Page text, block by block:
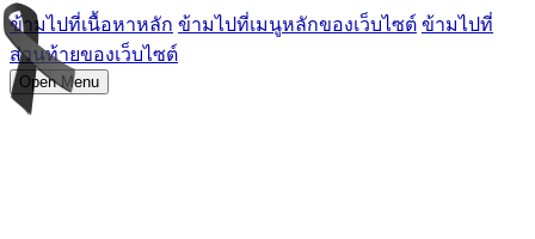
ข้ามไปที่เนื้อหาหลัก ข้ามไปที่เมนูหลักของเว็บไซต์ ข้ามไปที่
ส่วนท้ายของเว็บไซต์
Open Menu